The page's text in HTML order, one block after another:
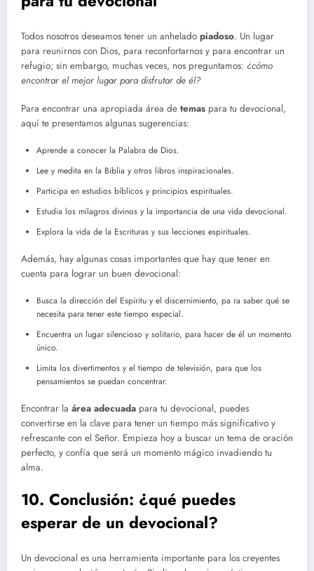
Todos nosotros deseamos tener un anhelado piadoso. Un lugar
para reunirnos con Dios, para reconfortarnos y para encontrar un
refugio; sin embargo, muchas veces, nos preguntamos: ¿cómo
encontrar el mejor lugar para disfrutar de él?
Para encontrar una apropiada área de temas para tu devocional,
aquí te presentamos algunas sugerencias:
Aprende a conocer la Palabra de Dios.
Lee y medita en la Biblia y otros libros inspiracionales.
Participa en estudios bíblicos y principios espirituales.
Estudia los milagros divinos y la importancia de una vida devocional.
Explora la vida de la Escrituras y sus lecciones espirituales.
Además, hay algunas cosas importantes que hay que tener en
cuenta para lograr un buen devocional:
Busca la dirección del Espíritu y el discernimiento, pa ra saber qué se
necesita para tener este tiempo especial.
Encuentra un lugar silencioso y solitario, para hacer de él un momento
único.
Limita los divertimentos y el tiempo de televisión, para que los
pensamientos se puedan concentrar.
Encontrar la área adecuada para tu devocional, puedes
convertirse en la clave para tener un tiempo más significativo y
refrescante con el Señor. Empieza hoy a buscar un tema de oración
perfecto, y confía que será un momento mágico invadiendo tu
alma.
10. Conclusión: ¿qué puedes
esperar de un devocional?
Un devocional es una herramienta importante para los creyentes